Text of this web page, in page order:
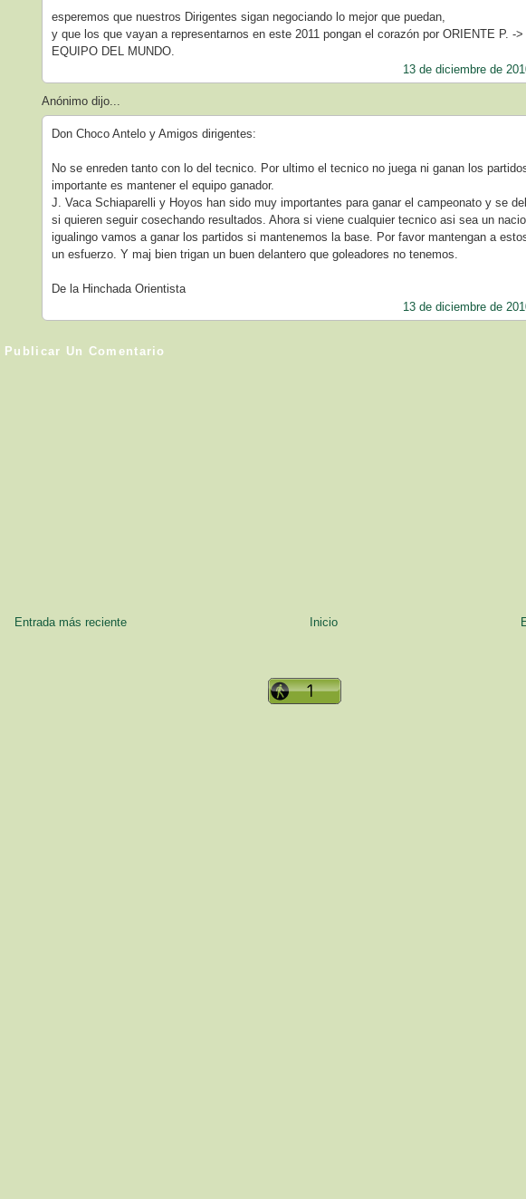
esperemos que nuestros Dirigentes sigan negociando lo mejor que puedan,
y que los que vayan a representarnos en este 2011 pongan el corazón por ORIENTE P. -
EQUIPO DEL MUNDO.
13 de diciembre de
Anónimo dijo...
Don Choco Antelo y Amigos dirigentes:
No se enreden tanto con lo del tecnico. Por ultimo el tecnico no juega ni ganan los
importante es mantener el equipo ganador.
J. Vaca Schiaparelli y Hoyos han sido muy importantes para ganar el campeonato y se
si quieren seguir cosechando resultados. Ahora si viene cualquier tecnico asi sea un
igualingo vamos a ganar los partidos si mantenemos la base. Por favor mantengan a
un esfuerzo. Y maj bien trigan un buen delantero que goleadores no tenemos.
De la Hinchada Orientista
13 de diciembre de
Publicar Un Comentario
Entrada más reciente Inicio